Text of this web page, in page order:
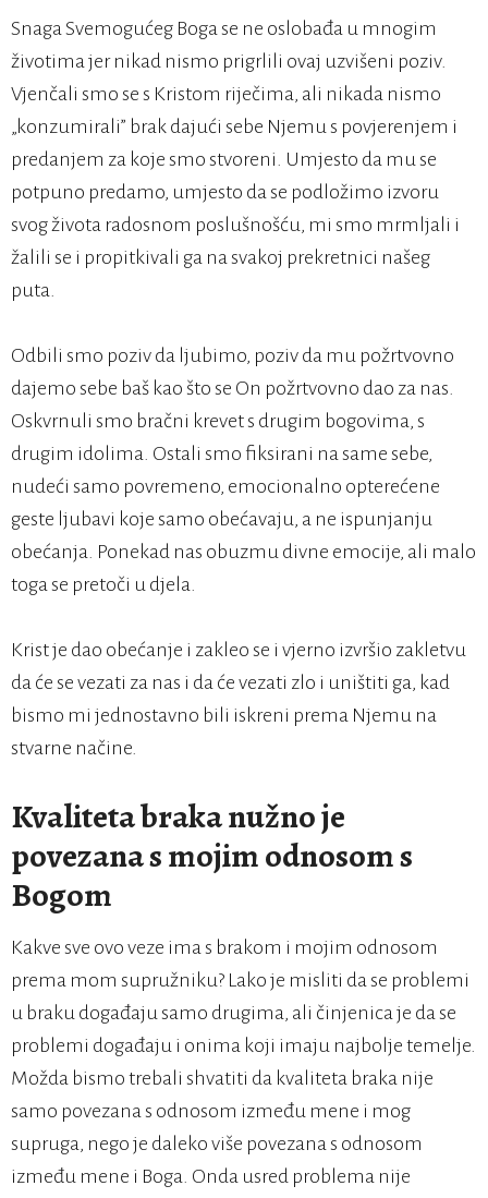
Snaga Svemogućeg Boga se ne oslobađa u mnogim
životima jer nikad nismo prigrlili ovaj uzvišeni poziv.
Vjenčali smo se s Kristom riječima, ali nikada nismo
„konzumirali” brak dajući sebe Njemu s povjerenjem i
predanjem za koje smo stvoreni. Umjesto da mu se
potpuno predamo, umjesto da se podložimo izvoru
svog života radosnom poslušnošću, mi smo mrmljali i
žalili se i propitkivali ga na svakoj prekretnici našeg
puta.
Odbili smo poziv da ljubimo, poziv da mu požrtvovno
dajemo sebe baš kao što se On požrtvovno dao za nas.
Oskvrnuli smo bračni krevet s drugim bogovima, s
drugim idolima. Ostali smo fiksirani na same sebe,
nudeći samo povremeno, emocionalno opterećene
geste ljubavi koje samo obećavaju, a ne ispunjanju
obećanja. Ponekad nas obuzmu divne emocije, ali malo
toga se pretoči u djela.
Krist je dao obećanje i zakleo se i vjerno izvršio zakletvu
da će se vezati za nas i da će vezati zlo i uništiti ga, kad
bismo mi jednostavno bili iskreni prema Njemu na
stvarne načine.
Kvaliteta braka nužno je
povezana s mojim odnosom s
Bogom
Kakve sve ovo veze ima s brakom i mojim odnosom
prema mom supružniku? Lako je misliti da se problemi
u braku događaju samo drugima, ali činjenica je da se
problemi događaju i onima koji imaju najbolje temelje.
Možda bismo trebali shvatiti da kvaliteta braka nije
samo povezana s odnosom između mene i mog
supruga, nego je daleko više povezana s odnosom
između mene i Boga. Onda usred problema nije